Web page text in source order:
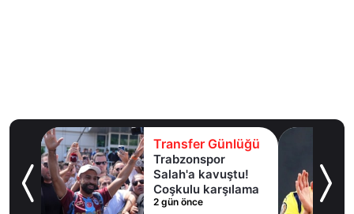
Transfer Günlüğü
Trabzonspor
Salah'a kavuştu!
Coşkulu karşılama
2 gün önce